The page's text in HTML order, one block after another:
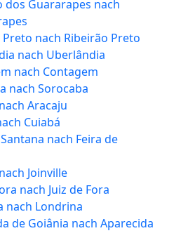
dos Guararapes nach
nach Ribeirão Preto
nach Uberlândia
nach Contagem
nach Sorocaba
Aracaju
Cuiabá
nach Feira de
Joinville
nach Juiz de Fora
nach Londrina
de Goiânia nach Aparecida